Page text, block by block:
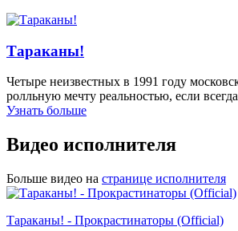
Тараканы!
Четыре неизвестных в 1991 году
ролльную мечту реальностью, если
Узнать больше
Видео исполнителя
Больше видео на странице исполнителя
Тараканы! - Прокрастинаторы (Official)